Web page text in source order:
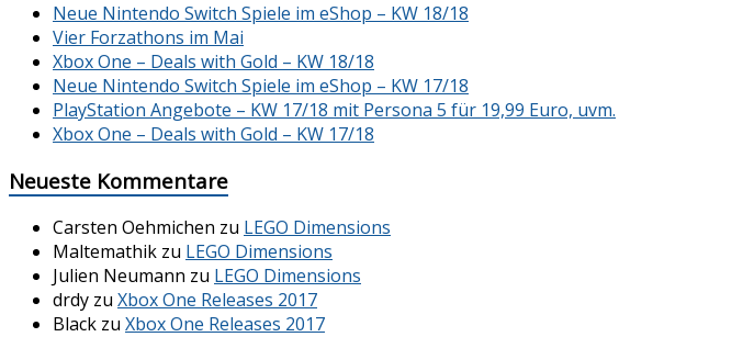
Neue Nintendo Switch Spiele im eShop – KW 18/18
Vier Forzathons im Mai
Xbox One – Deals with Gold – KW 18/18
Neue Nintendo Switch Spiele im eShop – KW 17/18
PlayStation Angebote – KW 17/18 mit Persona 5 für 19,99 Euro, uvm.
Xbox One – Deals with Gold – KW 17/18
Neueste Kommentare
Carsten Oehmichen zu LEGO Dimensions
Maltemathik zu LEGO Dimensions
Julien Neumann zu LEGO Dimensions
drdy zu Xbox One Releases 2017
Black zu Xbox One Releases 2017